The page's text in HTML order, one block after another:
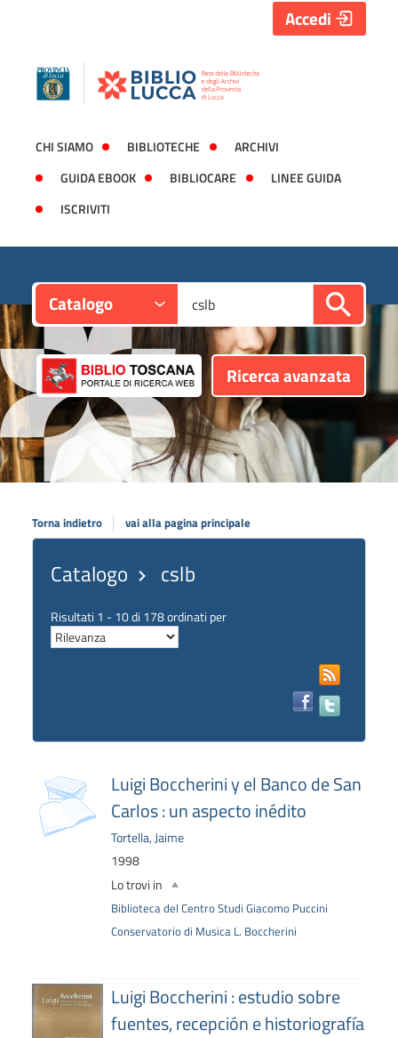
CHI SIAMO BIBLIOTECHE
ARCHIVI
GUIDA EBOOK
BIBLIOCARE
LINEE GUIDA
ISCRIVITI
Accedi
Catalogo Cerca su "Catalogo"
Ricerca avanzata
Torna indietro vai alla pagina principale
Catalogo cslb
Risultati 1 -10di 178ordinati per
RSS
Facebook
Luigi Boccherini y el Banco de San
Carlos : un aspecto inédito
Tortella, Jaime
1998
Lo trovi in
Biblioteca del Centro Studi Giacomo Puccini
Conservatorio di Musica L. Boccherini
Luigi Boccherini : estudio sobre
fuentes, recepción e historiografía